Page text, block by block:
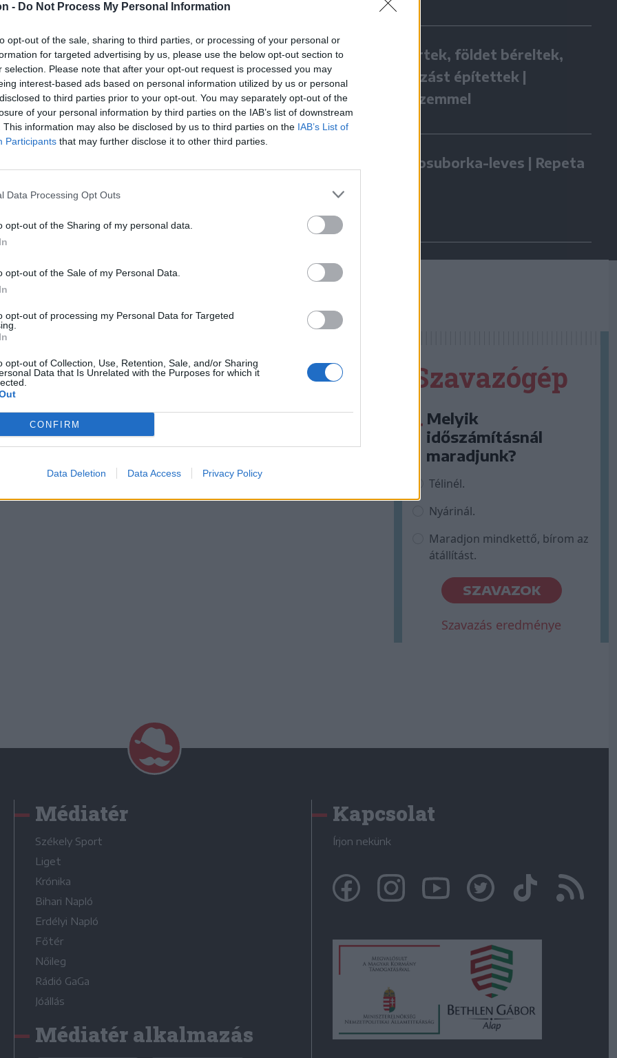
- Do Not Process My Personal Information
opt-out of the sale, sharing to third parties, or processing of your personal or
for targeted advertising by us, please use the below opt-out section to
selection. Please note that after your opt-out request is processed you may
interest-based ads based on personal information utilized by us or personal
to third parties prior to your opt-out. You may separately opt-out of the
of your personal information by third parties on the IAB’s list of downstream
This information may also be disclosed by us to third parties on the IAB’s List of
Participants that may further disclose it to other third parties.
Data Processing Opt Outs
opt-out of the Sharing of my personal data.
opt-out of the Sale of my Personal Data.
opt-out of processing my Personal Data for Targeted
opt-out of Collection, Use, Retention, Sale, and/or Sharing
Data that Is Unrelated with the Purposes for which it
CONFIRM
Data Deletion Data Access Privacy Policy
Európán át a
egyetlen
Európát.
Hazatértek, földet béreltek,
vállalkozást építettek |
Gazdaszemmel
Kovászosuborka-leves | Repeta
Szavazógép
Melyik
időszámításnál
maradjunk?
Télinél.
Nyárinál.
Maradjon mindkettő, bírom az
átállítást.
SZAVAZOK
Szavazás eredménye
Médiatér
Székely Sport
Liget
Krónika
Bihari Napló
Erdélyi Napló
Főtér
Nőileg
Rádió GaGa
Jóállás
Médiatér alkalmazás
Kapcsolat
Írjon nekünk